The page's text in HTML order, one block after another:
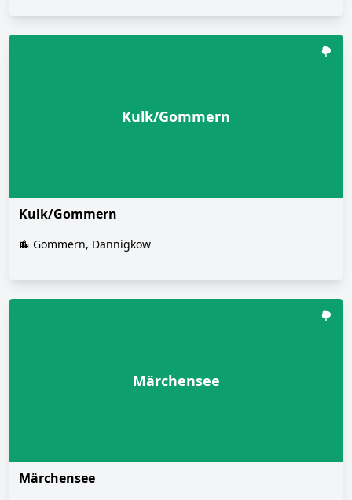
Kulk/Gommern
Kulk/Gommern
Gommern, Dannigkow
Märchensee
Märchensee